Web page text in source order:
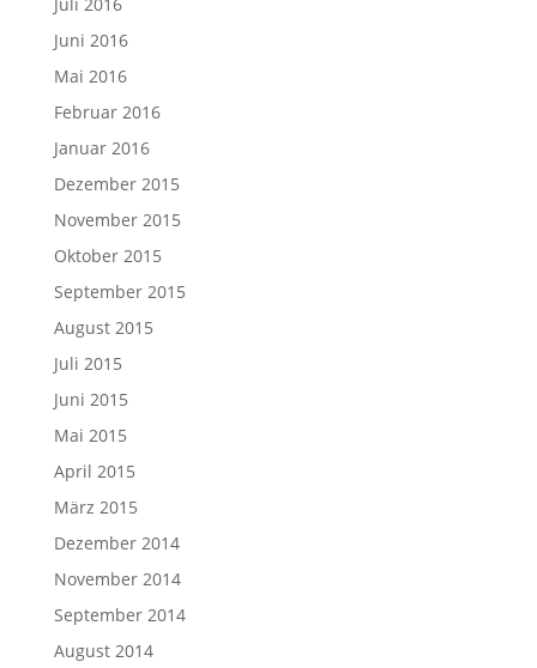
Juni 2016
Mai 2016
Februar 2016
Januar 2016
Dezember 2015
November 2015
Oktober 2015
September 2015
August 2015
Juli 2015
Juni 2015
Mai 2015
April 2015
März 2015
Dezember 2014
November 2014
September 2014
August 2014